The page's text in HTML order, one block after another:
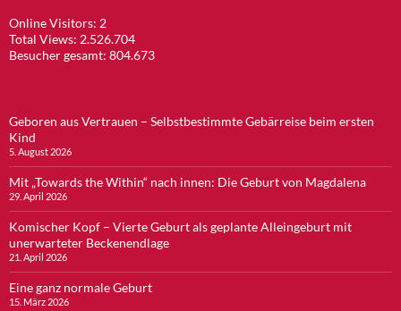
Online Visitors: 2
Total Views: 2.526.704
Besucher gesamt: 804.673
Geboren aus Vertrauen – Selbstbestimmte Gebärreise beim ersten
Kind
5. August 2026
Mit „Towards the Within“ nach innen: Die Geburt von Magdalena
29. April 2026
Komischer Kopf – Vierte Geburt als geplante Alleingeburt mit
unerwarteter Beckenendlage
21. April 2026
Eine ganz normale Geburt
15. März 2026